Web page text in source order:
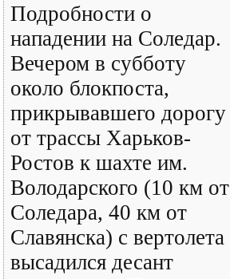
Подробности о
нападении на Соледар.
Вечером в субботу
около блокпоста,
прикрывавшего дорогу
от трассы Харьков-
Ростов к шахте им.
Володарского (10 км от
Соледара, 40 км от
Славянска) с вертолета
высадился десант